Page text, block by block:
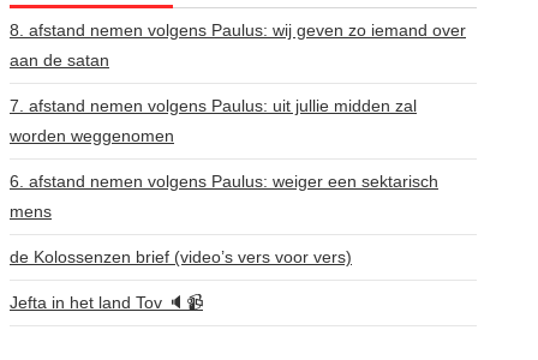
8. afstand nemen volgens Paulus: wij geven zo iemand over
aan de satan
7. afstand nemen volgens Paulus: uit jullie midden zal
worden weggenomen
6. afstand nemen volgens Paulus: weiger een sektarisch
mens
de Kolossenzen brief (video’s vers voor vers)
Jefta in het land Tov 🔈📹